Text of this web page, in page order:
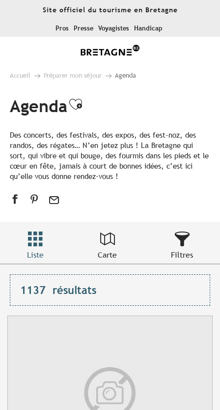
Site officiel du tourisme en Bretagne
Pros Presse Voyagistes Handicap
Accueil Préparer mon séjour Agenda
AgendaAjouter aux favoris
Des concerts, des festivals, des expos, des fest-noz, des
randos, des régates… N’en jetez plus ! La Bretagne qui
sort, qui vibre et qui bouge, des fourmis dans les pieds et le
cœur en fête, jamais à court de bonnes idées, c’est ici
qu’elle vous donne rendez-vous !
Liste Carte Filtres
1137 résultats